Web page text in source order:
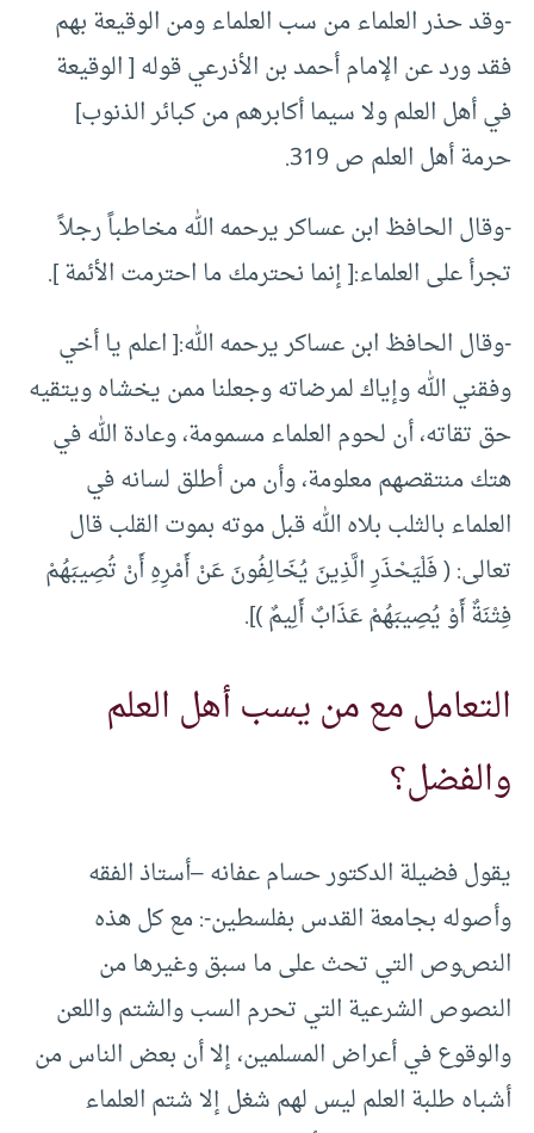
-وقد حذر العلماء من سب العلماء ومن الوقيعة بهم
فقد ورد عن الإمام أحمد بن الأذرعي قوله [ الوقيعة
في أهل العلم ولا سيما أكابرهم من كبائر الذنوب]
حرمة أهل العلم ص 319.
-وقال الحافظ ابن عساكر يرحمه الله مخاطباً رجلاً
تجرأ على العلماء:[ إنما نحترمك ما احترمت الأئمة ].
-وقال الحافظ ابن عساكر يرحمه الله:[ اعلم يا أخي
وفقني الله وإياك لمرضاته وجعلنا ممن يخشاه ويتقيه
حق تقاته، أن لحوم العلماء مسمومة، وعادة الله في
هتك منتقصهم معلومة، وأن من أطلق لسانه في
العلماء بالثلب بلاه الله قبل موته بموت القلب قال
تعالى: ( فَلْيَحْذَرِ الَّذِينَ يُخَالِفُونَ عَنْ أَمْرِهِ أَنْ تُصِيبَهُمْ
فِتْنَةٌ أَوْ يُصِيبَهُمْ عَذَابٌ أَلِيمٌ )].
التعامل مع من يسب أهل العلم
والفضل؟
يقول فضيلة الدكتور حسام عفانه –أستاذ الفقه
وأصوله بجامعة القدس بفلسطين-: مع كل هذه
النصوص التي تحث على ما سبق وغيرها من
النصوص الشرعية التي تحرم السب والشتم واللعن
والوقوع في أعراض المسلمين، إلا أن بعض الناس من
أشباه طلبة العلم ليس لهم شغل إلا شتم العلماء